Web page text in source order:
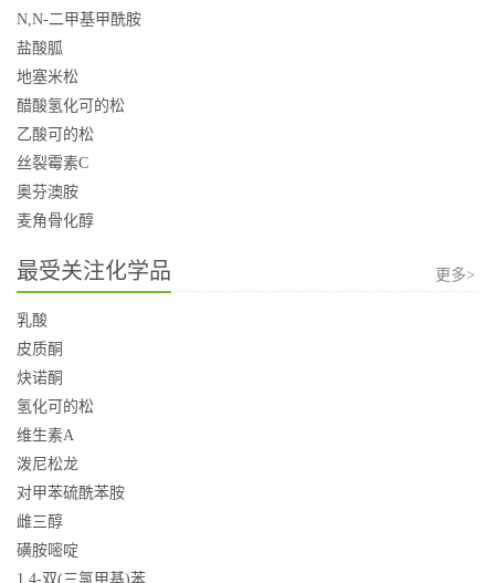
N,N-二甲基甲酰胺
盐酸胍
地塞米松
醋酸氢化可的松
乙酸可的松
丝裂霉素C
奥芬澳胺
麦角骨化醇
最受关注化学品 更多>
乳酸
皮质酮
炔诺酮
氢化可的松
维生素A
泼尼松龙
对甲苯硫酰苯胺
雌三醇
磺胺嘧啶
1,4-双(三氯甲基)苯